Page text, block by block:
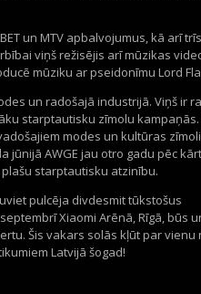
un MTV apbalvojumus, kā arī
viņš režisējis arī mūzikas
mūziku ar pseidonīmu Lord
un radošajā industrijā. Viņš ir
starptautisku zīmolu kampaņās.
modes un kultūras
jūnijā AWGE jau otro gadu pēc
starptautisku atzinību.
pulcēja divdesmit tūkstošus
Xiaomi Arēnā, Rīgā, būs
Šis vakars solās kļūt par vienu
Latvijā šogad!